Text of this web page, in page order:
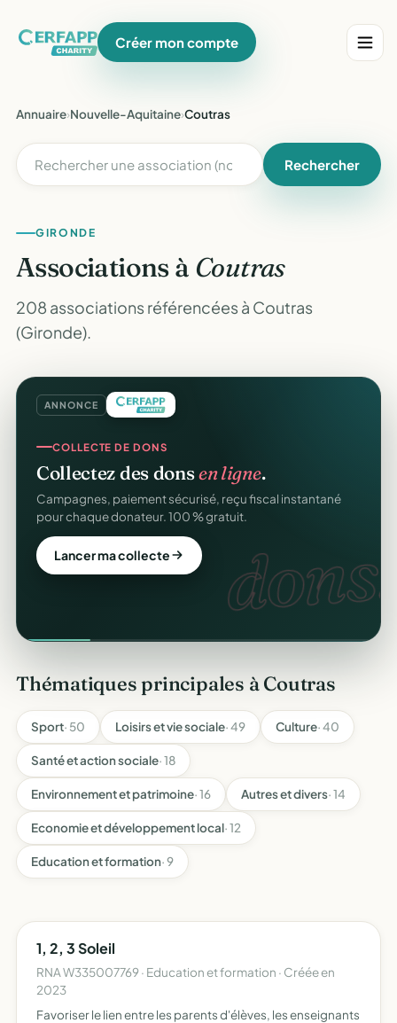
Créer mon compte
Annuaire›Nouvelle-Aquitaine›Coutras
Rechercher
GIRONDE
Associations à Coutras
208 associations référencées à Coutras
(Gironde).
ANNONCE
dons.
COLLECTE DE DONS
Collectez des donsen ligne.
Campagnes, paiement sécurisé, reçu fiscal instantané
pour chaque donateur. 100 % gratuit.
Lancer ma collecte
Thématiques principales à Coutras
Sport· 50 Loisirs et vie sociale· 49 Culture· 40
Santé et action sociale· 18
Environnement et patrimoine· 16 Autres et divers· 14
Economie et développement local· 12
Education et formation· 9
1, 2, 3 Soleil
RNA W335007769 · Education et formation · Créée en
2023
Favoriser le lien entre les parents d'élèves, les enseignants